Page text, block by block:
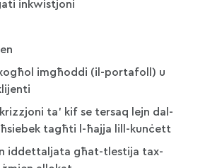
inkwistjoni
imgħoddi (il-portafoll) u
ta’ kif se tersaq lejn dal-
tagħti l-ħajja lill-kunċett
iddettaljata għat-tlestija tax-